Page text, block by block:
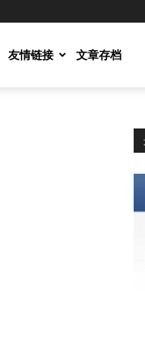
友情链接 文章存档